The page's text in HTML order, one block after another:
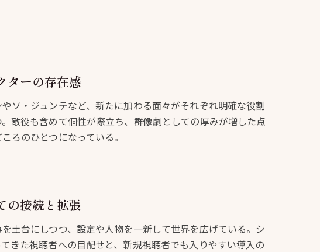
ターの存在感
ソ・ジュンテなど、新たに加わる面々がそれぞれ明確な役割
敵役も含めて個性が際立ち、群像劇としての厚みが増した点
ろのひとつになっている。
の接続と拡張
土台にしつつ、設定や人物を一新して世界を広げている。シ
きた視聴者への目配せと、新規視聴者でも入りやすい導入の